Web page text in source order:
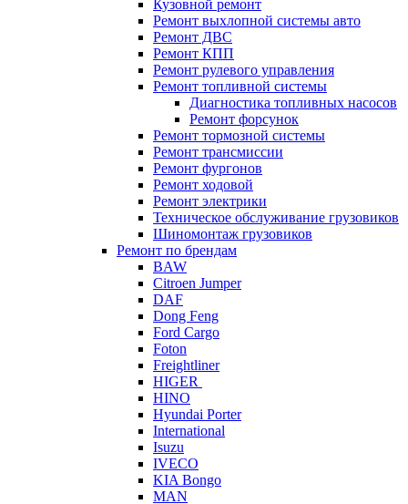
Кузовной ремонт
Ремонт выхлопной системы авто
Ремонт ДВС
Ремонт КПП
Ремонт рулевого управления
Ремонт топливной системы
Диагностика топливных насосов
Ремонт форсунок
Ремонт тормозной системы
Ремонт трансмиссии
Ремонт фургонов
Ремонт ходовой
Ремонт электрики
Техническое обслуживание грузовиков
Шиномонтаж грузовиков
Ремонт по брендам
BAW
Citroen Jumper
DAF
Dong Feng
Ford Cargo
Foton
Freightliner
HIGER
HINO
Hyundai Porter
International
Isuzu
IVECO
KIA Bongo
MAN